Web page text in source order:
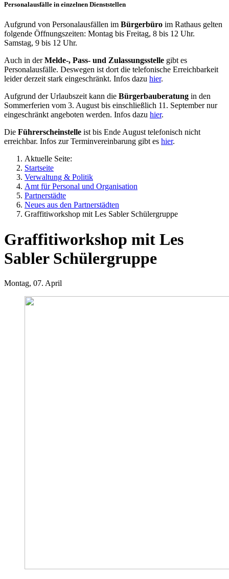
Personalausfälle in einzelnen Dienststellen
Aufgrund von Personalausfällen im Bürgerbüro im Rathaus gelten
folgende Öffnungszeiten: Montag bis Freitag, 8 bis 12 Uhr.
Samstag, 9 bis 12 Uhr.
Auch in derMelde-, Pass- und Zulassungsstelle gibt es
Personalausfälle. Deswegen ist dort die telefonische Erreichbarkeit
leider derzeit stark eingeschränkt. Infos dazu hier.
Aufgrund der Urlaubszeit kann die Bürgerbauberatung in den
Sommerferien vom 3. August bis einschließlich 11. September nur
eingeschränkt angeboten werden. Infos dazu hier.
Die Führerscheinstelle ist bis Ende August telefonisch nicht
erreichbar. Infos zur Terminvereinbarung gibt es hier.
Aktuelle Seite:
Startseite
Verwaltung & Politik
Amt für Personal und Organisation
Partnerstädte
Neues aus den Partnerstädten
Graffitiworkshop mit Les Sabler Schülergruppe
Graffitiworkshop mit Les
Sabler Schülergruppe
Montag, 07. April